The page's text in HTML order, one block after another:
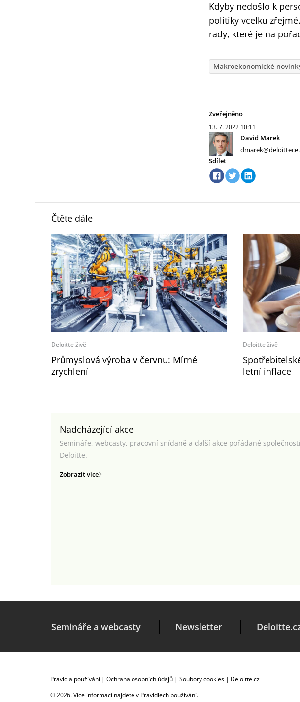
Kdyby nedošlo k
politiky vcelku
rady, které je na
Makroekonomické
Zveřejněno
13. 7. 2022 10:11
David Marek
Sdílet
Čtěte dále
Deloitte živě
Průmyslová výroba v červnu: Mírné
zrychlení
Deloitte živě
letní inflace
Nadcházející akce
Semináře, webcasty, pracovní snídaně a další akce pořádané společností
Deloitte.
Zobrazit více
Semináře a webcasty Newsletter
Pravidla používání | Ochrana osobních údajů | Soubory cookies | Deloitte.cz
© 2026. Více informací najdete v Pravidlech používání.